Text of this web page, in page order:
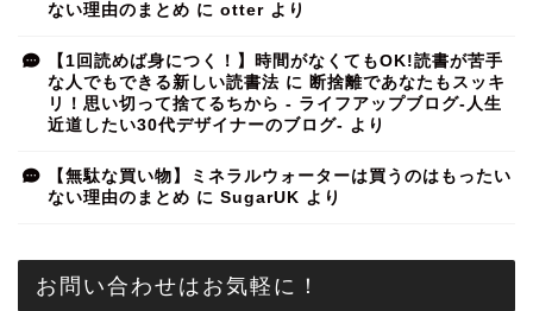
ない理由のまとめ に otter より
【1回読めば身につく！】時間がなくてもOK!読書が苦手
な人でもできる新しい読書法 に 断捨離であなたもスッキ
リ！思い切って捨てるちから - ライフアップブログ-人生
近道したい30代デザイナーのブログ- より
【無駄な買い物】ミネラルウォーターは買うのはもったい
ない理由のまとめ に SugarUK より
お問い合わせはお気軽に！